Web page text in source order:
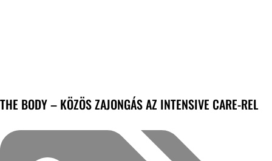
THE BODY – KÖZÖS ZAJONGÁS AZ INTENSIVE CARE-REL